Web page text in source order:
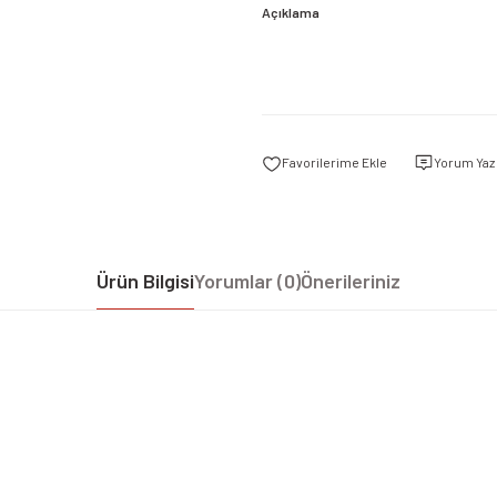
Açıklama
Yorum Yaz
Ürün BilgisiYorumlar (0)Önerileriniz